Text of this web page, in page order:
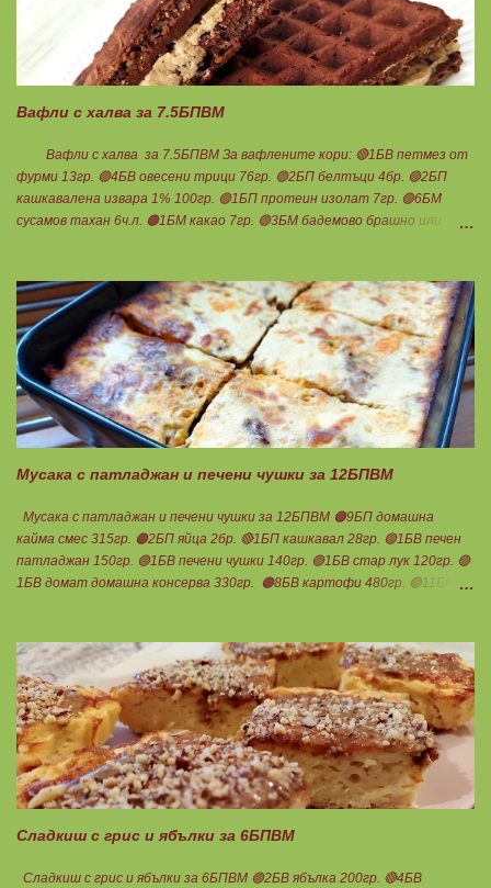
които се добавят след като се извади гозбата от фурната.
Претегля се общото количество , разделя се на 17 и се определя за
1БПВМ. Предварително трябва да сте определили теглото на
тавата, в която се готвят чушките. Нека да ни е вкусно заедно!
Вафли с халва за 7.5БПВМ
Вафли с халва за 7.5БПВМ За вафлените кори: 🔴1БВ петмез от
фурми 13гр. 🟢4БВ овесени трици 76гр. 🟢2БП белтъци 4бр. 🟢2БП
кашкавалена извара 1% 100гр. 🟢1БП протеин изолат 7гр. 🟢6БМ
сусамов тахан 6ч.л. 🟠1БМ какао 7гр. 🟢3БМ бадемово брашно или
Мазнините са удвоени заради изварата, протеина и белтъците! 👉
Начин на приготвяне на вафлените кори: Всичко се смесва заедно и се
изчаква триците да набъбнат. Сместа става гъста, разпределя се
на две равни части. Пече се в гофретник, на степен 2 - 3- 4 от 5.
Получават се плътни кори, без да лепнат и изварата не се усеща.
Трябва да се изпекат добре. След като се охладят се втвърдяват.
Ако покритието на гофретника е добро, не се притеснявайте да
печете, няма да залепне нищо. 👉Начин на приготвяне на
Мусака с патладжан и печени чушки за 12БПВМ
Мусака с патладжан и печени чушки за 12БПВМ 🟠9БП домашна
кайма смес 315гр. 🟠2БП яйца 2бр. 🔴1БП кашкавал 28гр. 🟢1БВ печен
патладжан 150гр. 🟢1БВ печени чушки 140гр. 🟢1БВ стар лук 120гр. 🟢
1БВ домат домашна консерва 330гр. 🟠8БВ картофи 480гр. 🟢11БМ
кайма, може изобщо да не добавяте мазнини... Каймата се задушава с
лука и картофите. Всичко останало с3 нарязва и добавя към сместа.
Пече се до готовност. Заливката е от яйца,кашкавал и 150гр. кисело
мляко. Цялото количество можете да разпределите на порции и да
хапвате както предпочитате. Нека да ни е вкусно заедно! Люси
Сладкиш с грис и ябълки за 6БПВМ
Сладкиш с грис и ябълки за 6БПВМ 🟢2БВ ябълка 200гр. 🔴4БВ